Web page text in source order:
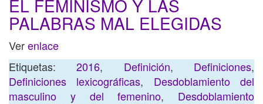
EL FEMINISMO Y LAS
PALABRAS MAL ELEGIDAS
Verenlace
Etiquetas:2016, Definición, Definiciones,
Definiciones lexicográficas, Desdoblamiento del
masculino y del femenino, Desdoblamiento